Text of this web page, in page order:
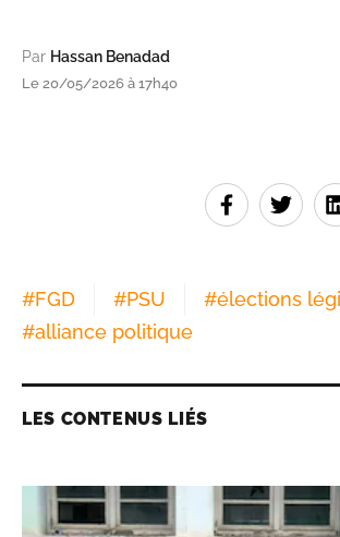
Par Hassan Benadad
Le 20/05/2026 à 17h40
#FGD #PSU #élections
#alliance politique
LES CONTENUS LIÉS